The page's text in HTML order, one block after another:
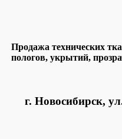
Продажа технических
пологов, укрытий,
г. Новосибирск,